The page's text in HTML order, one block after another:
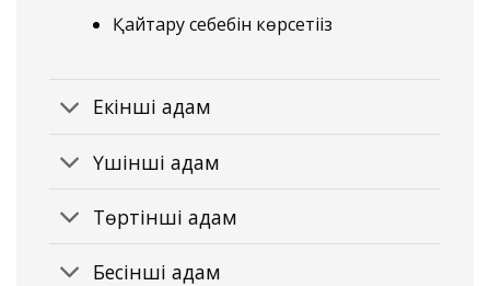
Қайтару себебін көрсетіңіз
Екінші қадам
Үшінші қадам
Төртінші қадам
Бесінші қадам